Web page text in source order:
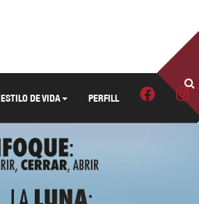
ESTILO DE VIDA PERFILL